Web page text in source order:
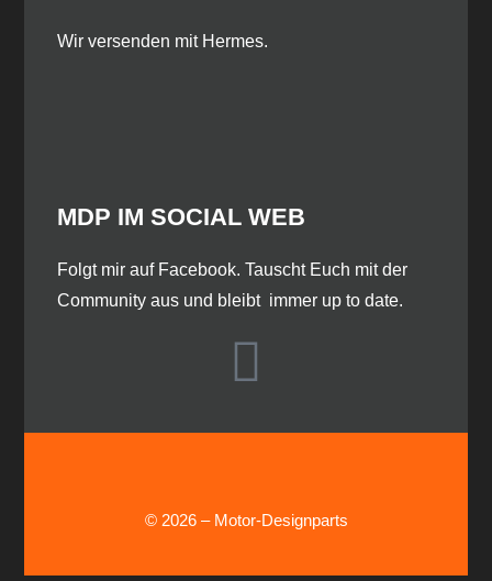
Wir versenden mit Hermes.
MDP IM SOCIAL WEB
​Folgt mir auf Facebook. Tauscht Euch mit der
Community aus und bleibt immer up to date.
© 2026 – Motor-Designparts